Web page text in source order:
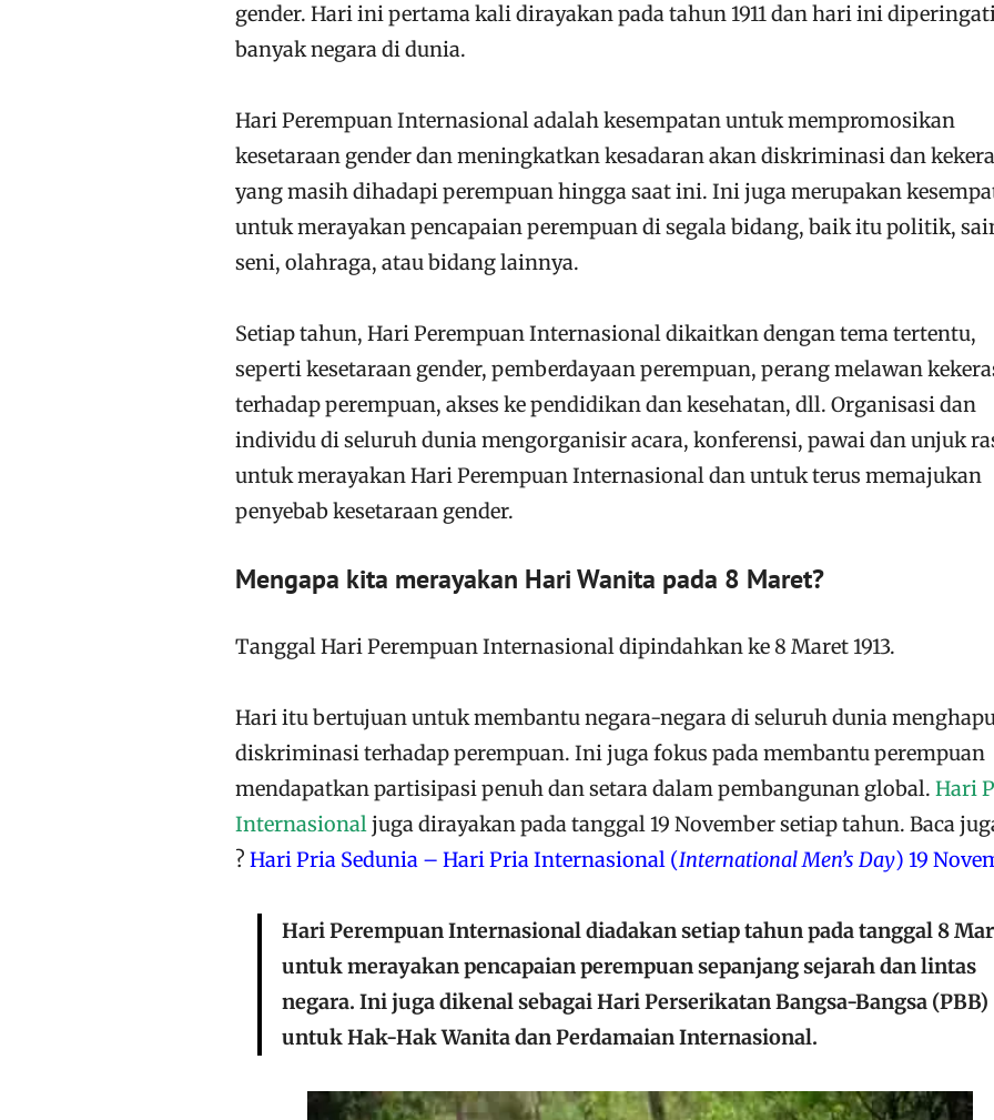
gender. Hari ini pertama kali dirayakan pada tahun 1911 dan hari ini
banyak negara di dunia.
Hari Perempuan Internasional adalah kesempatan untuk mempromosikan
kesetaraan gender dan meningkatkan kesadaran akan diskriminasi dan
yang masih dihadapi perempuan hingga saat ini. Ini juga merupakan
untuk merayakan pencapaian perempuan di segala bidang, baik itu politik,
seni, olahraga, atau bidang lainnya.
Setiap tahun, Hari Perempuan Internasional dikaitkan dengan tema tertentu,
seperti kesetaraan gender, pemberdayaan perempuan, perang melawan
terhadap perempuan, akses ke pendidikan dan kesehatan, dll. Organisasi dan
individu di seluruh dunia mengorganisir acara, konferensi, pawai dan unjuk
untuk merayakan Hari Perempuan Internasional dan untuk terus memajukan
penyebab kesetaraan gender.
Mengapa kita merayakan Hari Wanita pada 8 Maret?
Tanggal Hari Perempuan Internasional dipindahkan ke 8 Maret 1913.
Hari itu bertujuan untuk membantu negara-negara di seluruh dunia
diskriminasi terhadap perempuan. Ini juga fokus pada membantu perempuan
mendapatkan partisipasi penuh dan setara dalam pembangunan global. Hari
Internasionaljuga dirayakan pada tanggal 19 November setiap tahun. Baca
? Hari Pria Sedunia – Hari Pria Internasional (International Men’s Day) 19
Hari Perempuan Internasional diadakan setiap tahun pada tanggal 8
untuk merayakan pencapaian perempuan sepanjang sejarah dan lintas
negara. Ini juga dikenal sebagai Hari Perserikatan Bangsa-Bangsa (PBB)
untuk Hak-Hak Wanita dan Perdamaian Internasional.